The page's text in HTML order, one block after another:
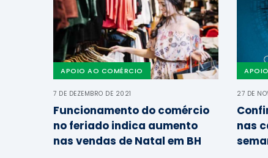
APOIO AO COMÉRCIO
7 DE DEZEMBRO DE 2021
Funcionamento do comércio
no feriado indica aumento
nas vendas de Natal em BH
27 DE
nas